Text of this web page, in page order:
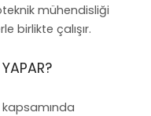
mühendisliği
birlikte çalışır.